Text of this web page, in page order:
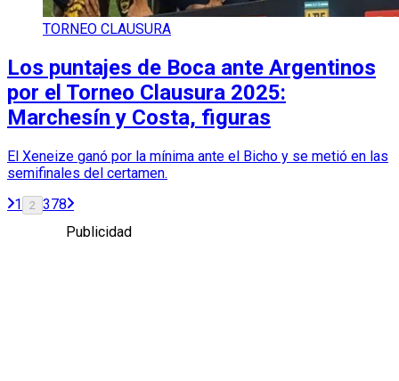
TORNEO CLAUSURA
Los puntajes de Boca ante Argentinos
por el Torneo Clausura 2025:
Marchesín y Costa, figuras
El Xeneize ganó por la mínima ante el Bicho y se metió en las
semifinales del certamen.
1
2 378
Publicidad